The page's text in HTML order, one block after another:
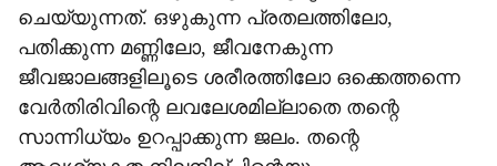
ചെയ്യുന്നത്. ഒഴുകുന്ന പ്രതലത്തിലോ,
പതിക്കുന്ന മണ്ണിലോ, ജീവനേകുന്ന
ജീവജാലങ്ങളിലൂടെ ശരീരത്തിലോ ഒക്കെത്തന്നെ
വേര്‍തിരിവിന്റെ ലവലേശമില്ലാതെ തന്റെ
സാന്നിധ്യം ഉറപ്പാക്കുന്ന ജലം. തന്റെ